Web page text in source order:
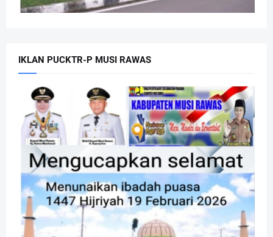
IKLAN PUCKTR-P MUSI RAWAS